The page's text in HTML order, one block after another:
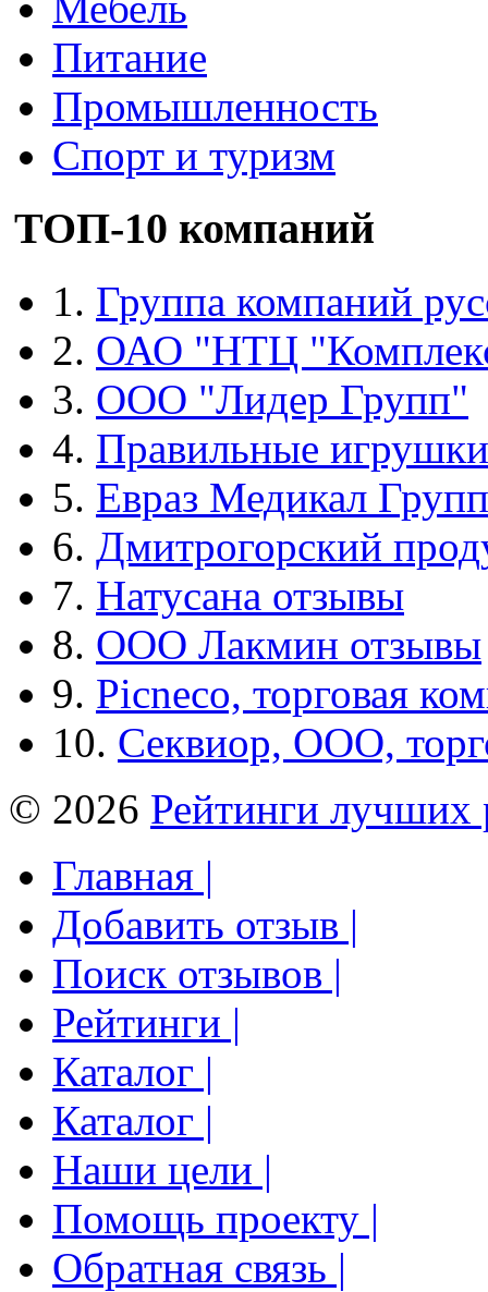
Питание
Промышленность
Спорт и туризм
ТОП-10 компаний
1. Группа компаний
2. ОАО "НТЦ
3. ООО "Лидер Групп"
4. Правильные игрушки
5. Евраз Медикал Групп
6. Дмитрогорский
7. Натусана отзывы
8. ООО Лакмин отзывы
9. Picneco, торговая
10. Секвиор, ООО,
© 2026 Рейтинги лучших
Главная |
Добавить отзыв |
Поиск отзывов |
Рейтинги |
Каталог |
Каталог |
Наши цели |
Помощь проекту |
Обратная связь |